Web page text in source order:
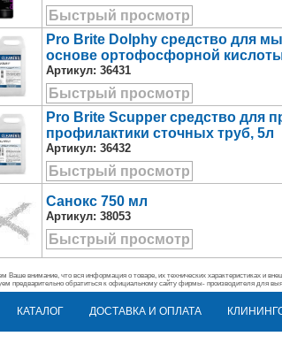
Быстрый просмотр
Pro Brite Dolphy средство для
основе ортофосфорной
Артикул: 36431
Быстрый просмотр
Pro Brite Scupper средство для
профилактики сточных труб, 5л
Артикул: 36432
Быстрый просмотр
Санокс 750 мл
Артикул: 38053
Быстрый просмотр
Ваше внимание, что вся информация о товаре, их технических характеристиках и
предварительно обратиться к официальному сайту фирмы- производителя для
КАТАЛОГ ДОСТАВКА И ОПЛАТА